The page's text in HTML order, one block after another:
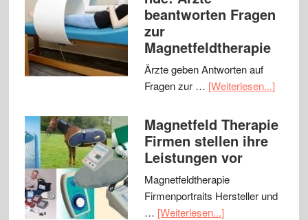
beantworten Fragen
zur
Magnetfeldtherapie
Ärzte geben Antworten auf
Fragen zur … [Weiterlesen...]
Magnetfeld Therapie
Firmen stellen ihre
Leistungen vor
Magnetfeldtherapie
Firmenportraits Hersteller und
… [Weiterlesen...]